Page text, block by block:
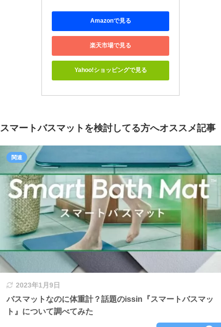
Amazonで見る
楽天市場で見る
Yahoo!ショッピングで見る
スマートバスマットを検討してる方へオススメ記事
2023年1月9日
バスマットなのに体重計？話題のissin『スマートバスマッ
ト』について調べてみた